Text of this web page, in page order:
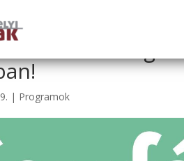
Lelki Hétvége
| Programok